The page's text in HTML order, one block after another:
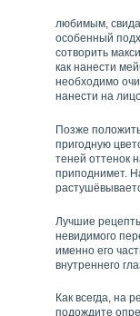
любимым,
особенный
сотворить
как нанести
необходимо
нанести на
Позже
пригодную
теней оттенок
приподнимет.
Лучшие
невидимого
именно его
внутреннего
Как всегда, на
подождите